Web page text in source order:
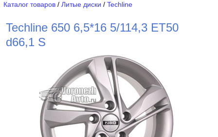
Каталог товаров / Литые диски / Techline
Techline 650 6,5*16 5/114,3 ET50
d66,1 S